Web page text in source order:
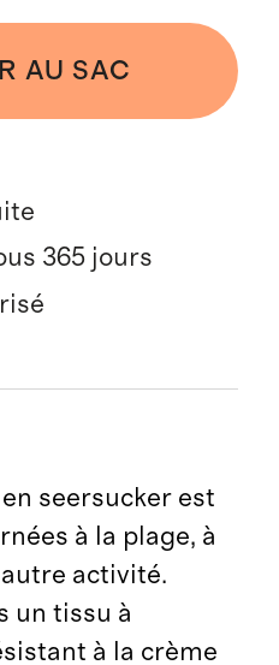
AU SAC
365 jours
seersucker est
à la plage, à
activité.
un tissu à
à la crème